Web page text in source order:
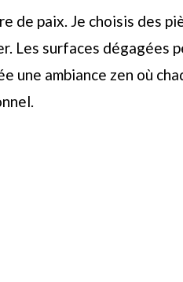
de paix. Je choisis des
Les surfaces dégagées
une ambiance zen où